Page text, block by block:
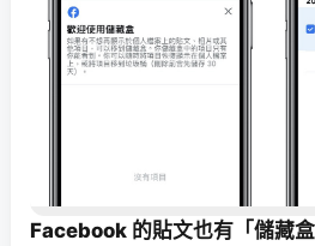
Facebook 的貼文也有「儲藏